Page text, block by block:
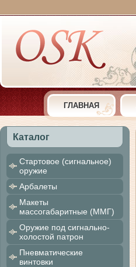
ГЛАВНАЯ
Каталог
Cтартовое (сигнальное)
оружие
Арбалеты
Макеты
массогабаритные (ММГ)
Оружие под сигнально-
холостой патрон
Пневматические
винтовки